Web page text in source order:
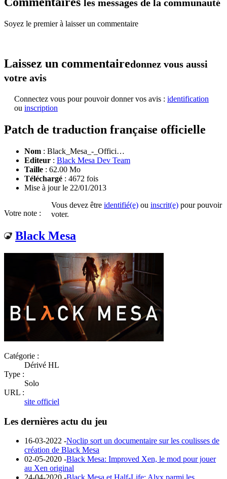
les messages de la communauté
Soyez le premier à laisser un commentaire
Laissez un commentairedonnez vous aussi
votre avis
Connectez vous pour pouvoir donner vos avis : identification
ou inscription
Patch de traduction française officielle
Nom : Black_Mesa_-_Offici…
Editeur : Black Mesa Dev Team
Taille : 62.00 Mo
Téléchargé : 4672 fois
Mise à jour le 22/01/2013
Votre note :
Vous devez être identifié(e) ou inscrit(e) pour pouvoir
voter.
Black Mesa
Catégorie :
Dérivé HL
Type :
Solo
URL :
site officiel
Les dernières actu du jeu
16-03-2022 -Noclip sort un documentaire sur les coulisses de
création de Black Mesa
02-05-2020 -Black Mesa: Improved Xen, le mod pour jouer
au Xen original